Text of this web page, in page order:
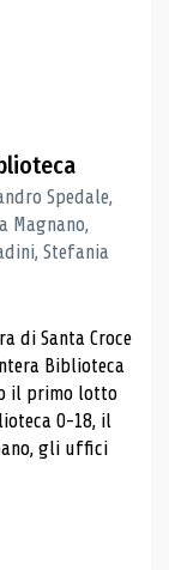
Spedale,
Magnano,
Stefania
di Santa Croce
Biblioteca
il primo lotto
0-18, il
gli uffici